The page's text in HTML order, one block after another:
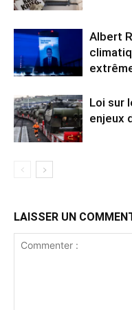
Albert
Loi sur
enjeux
LAISSER UN